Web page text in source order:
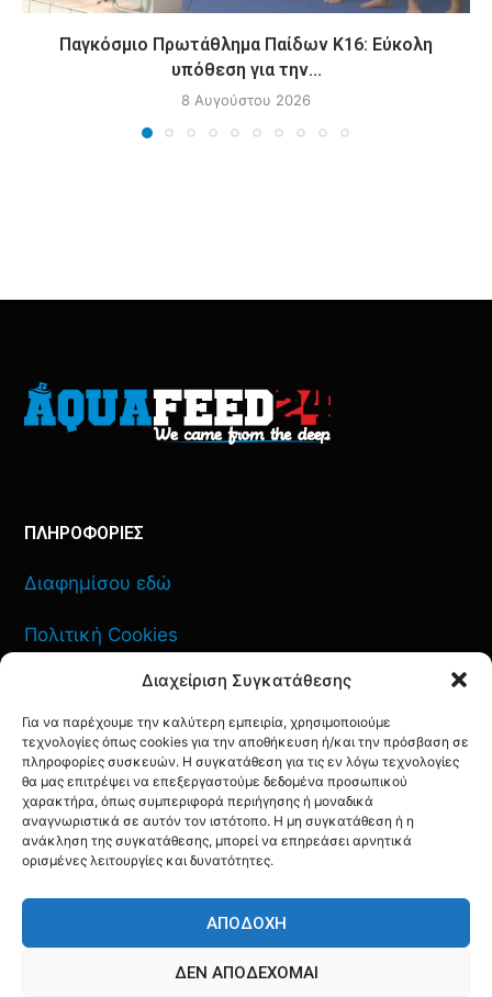
Διαχείριση Συγκατάθεσης
Για να παρέχουμε την καλύτερη εμπειρία, χρησιμοποιούμε
τεχνολογίες όπως cookies για την αποθήκευση ή/και την πρόσβαση σε
πληροφορίες συσκευών. Η συγκατάθεση για τις εν λόγω τεχνολογίες
θα μας επιτρέψει να επεξεργαστούμε δεδομένα προσωπικού
χαρακτήρα, όπως συμπεριφορά περιήγησης ή μοναδικά
αναγνωριστικά σε αυτόν τον ιστότοπο. Η μη συγκατάθεση ή η
ανάκληση της συγκατάθεσης, μπορεί να επηρεάσει αρνητικά
ορισμένες λειτουργίες και δυνατότητες.
ΑΠΟΔΟΧΉ
ΔΕΝ ΑΠΟΔΈΧΟΜΑΙ
Παγκόσμιο Πρωτάθλημα Παίδων Κ16: Εύκολη
υπόθεση για την...
8 Αυγούστου 2026
ΠΛΗΡΟΦΟΡΙΕΣ
Διαφημίσου εδώ
Πολιτική Cookies
Πολιτική Απορρήτου
ΕΠΙΚΟΙΝΩΝΙΑ
YOUTUBE